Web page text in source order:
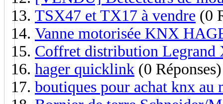
TSX47 et TX17 à vendre (0
Vanne motorisée KNX
Coffret distribution Legrand
hager quicklink (0 Réponses)
boutiques pour achat knx